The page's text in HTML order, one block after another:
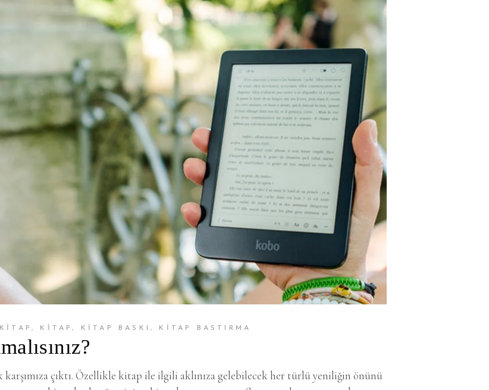
, KITAP, KITAP BASKI, KITAP BASTIRMA
çıktı. Özellikle kitap ile ilgili aklınıza gelebilecek her türlü yeniliğin önünü